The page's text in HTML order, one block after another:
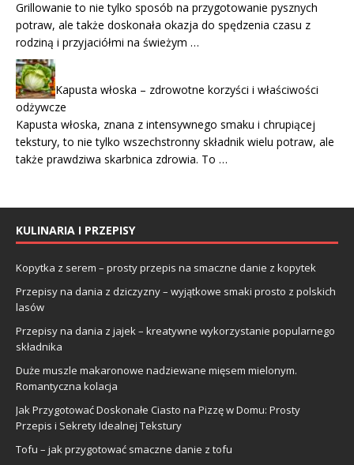
Grillowanie to nie tylko sposób na przygotowanie pysznych
potraw, ale także doskonała okazja do spędzenia czasu z
rodziną i przyjaciółmi na świeżym …
Kapusta włoska – zdrowotne korzyści i właściwości
odżywcze
Kapusta włoska, znana z intensywnego smaku i chrupiącej
tekstury, to nie tylko wszechstronny składnik wielu potraw, ale
także prawdziwa skarbnica zdrowia. To …
KULINARIA I PRZEPISY
Kopytka z serem – prosty przepis na smaczne danie z kopytek
Przepisy na dania z dziczyzny – wyjątkowe smaki prosto z polskich
lasów
Przepisy na dania z jajek – kreatywne wykorzystanie popularnego
składnika
Duże muszle makaronowe nadziewane mięsem mielonym.
Romantyczna kolacja
Jak Przygotować Doskonałe Ciasto na Pizzę w Domu: Prosty
Przepis i Sekrety Idealnej Tekstury
Tofu – jak przygotować smaczne danie z tofu